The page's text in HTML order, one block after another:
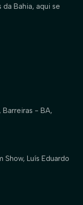
Bahia, aqui se
Barreiras - BA,
Show, Luís Eduardo